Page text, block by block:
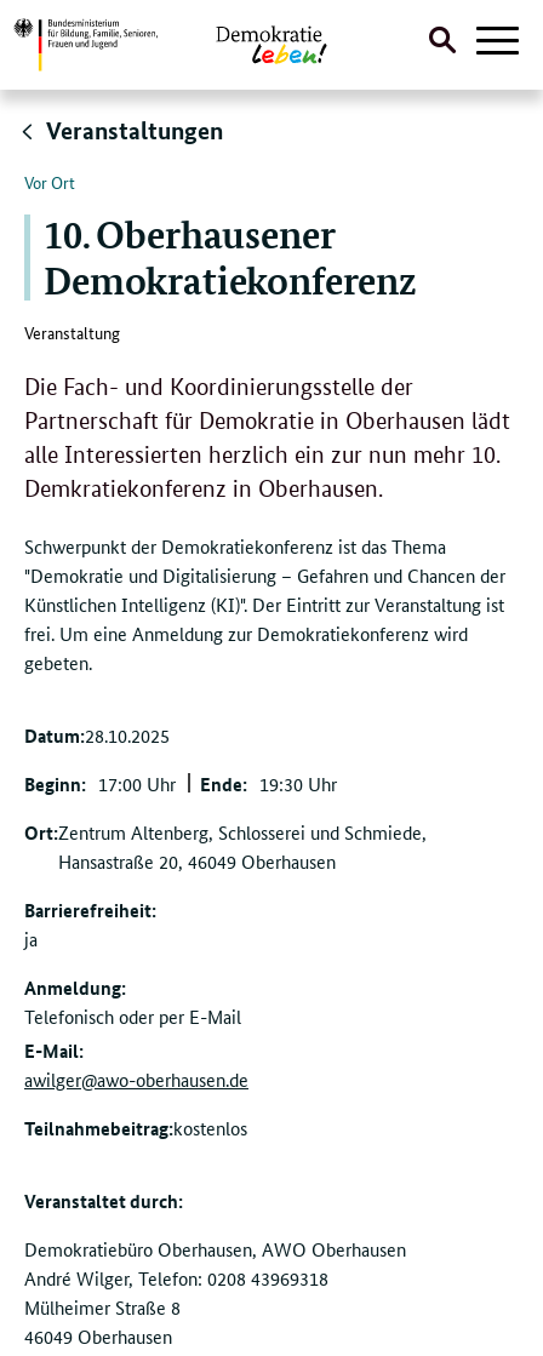
Direktlink:
Suche
Veranstaltungen
Vor Ort
10. Oberhausener
Demokratiekonferenz
Veranstaltung
Die Fach- und Koordinierungsstelle der
Partnerschaft für Demokratie in Oberhausen lädt
alle Interessierten herzlich ein zur nun mehr 10.
Demkratiekonferenz in Oberhausen.
Schwerpunkt der Demokratiekonferenz ist das Thema
"Demokratie und Digitalisierung – Gefahren und Chancen der
Künstlichen Intelligenz (KI)". Der Eintritt zur Veranstaltung ist
frei. Um eine Anmeldung zur Demokratiekonferenz wird
gebeten.
Datum:28.10.2025
Beginn: 17:00 Uhr Ende: 19:30 Uhr
Ort:Zentrum Altenberg, Schlosserei und Schmiede,
Hansastraße 20, 46049 Oberhausen
Barrierefreiheit:
ja
Anmeldung:
Telefonisch oder per E-Mail
E-Mail:
awilger@awo-oberhausen.de
Teilnahmebeitrag:kostenlos
Veranstaltet durch:
Demokratiebüro Oberhausen, AWO Oberhausen
André Wilger, Telefon: 0208 43969318
Mülheimer Straße 8
46049 Oberhausen